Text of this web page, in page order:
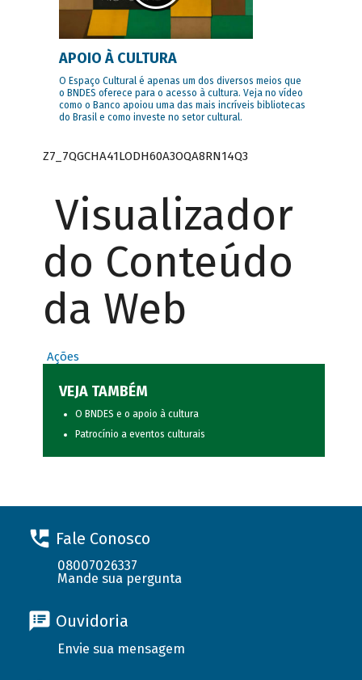
APOIO À CULTURA
O Espaço Cultural é apenas um dos diversos meios que
o BNDES oferece para o acesso à cultura. Veja no vídeo
como o Banco apoiou uma das mais incríveis bibliotecas
do Brasil e como investe no setor cultural.
Z7_7QGCHA41LODH60A3OQA8RN14Q3
Visualizador
do Conteúdo
da Web
Ações
VEJA TAMBÉM
O BNDES e o apoio à cultura
Patrocínio a eventos culturais
Fale Conosco
08007026337
Mande sua pergunta
Ouvidoria
Envie sua mensagem